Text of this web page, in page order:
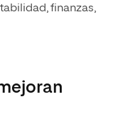
finanzas,